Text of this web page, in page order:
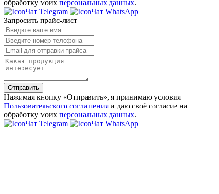
обработку моих персональных данных.
Чат Telegram
Чат WhatsApp
Запросить прайс-лист
Отправить
Нажимая кнопку «Отправить», я принимаю условия
Пользовательского соглашения и даю своё согласие на
обработку моих персональных данных.
Чат Telegram
Чат WhatsApp